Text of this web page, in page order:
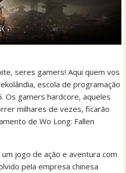
seres gamers! Aqui quem vos
escola de programação
Os gamers hardcore, aqueles
milhares de vezes, ficarão
de Wo Long: Fallen
um jogo de ação e aventura com
pela empresa chinesa